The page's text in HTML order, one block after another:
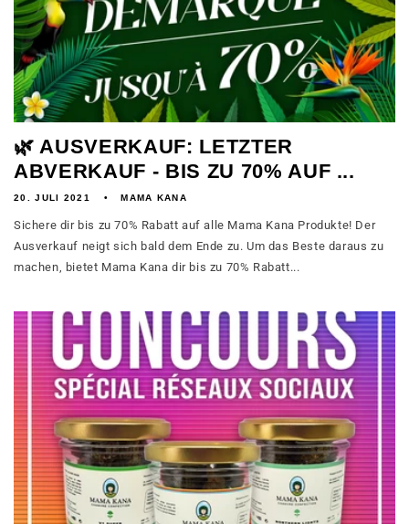
🌿 AUSVERKAUF: LETZTER
ABVERKAUF - BIS ZU 70% AUF ...
20. JULI 2021 MAMA KANA
Sichere dir bis zu 70% Rabatt auf alle Mama Kana Produkte! Der
Ausverkauf neigt sich bald dem Ende zu. Um das Beste daraus zu
machen, bietet Mama Kana dir bis zu 70% Rabatt...